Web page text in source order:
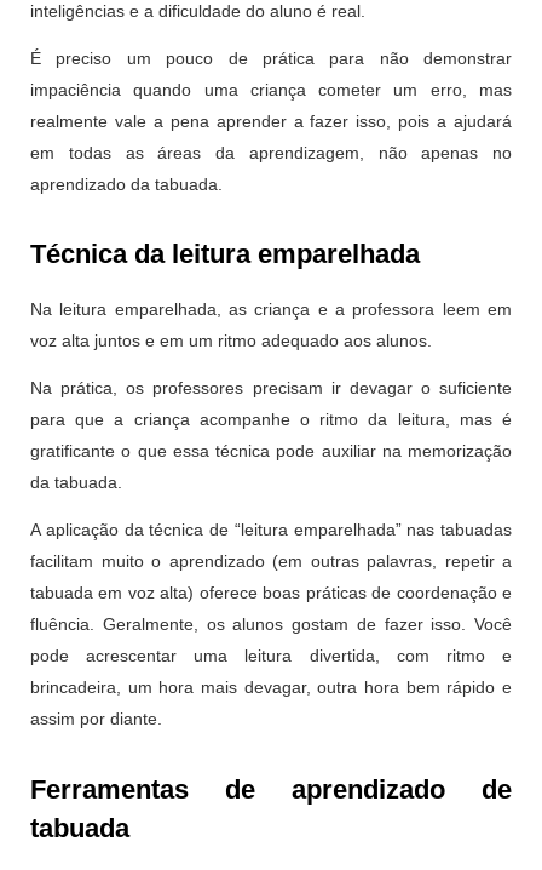
inteligências e a dificuldade do aluno é real.
É preciso um pouco de prática para não demonstrar
impaciência quando uma criança cometer um erro, mas
realmente vale a pena aprender a fazer isso, pois a ajudará
em todas as áreas da aprendizagem, não apenas no
aprendizado da tabuada.
Técnica da leitura emparelhada
Na leitura emparelhada, as criança e a professora leem em
voz alta juntos e em um ritmo adequado aos alunos.
Na prática, os professores precisam ir devagar o suficiente
para que a criança acompanhe o ritmo da leitura, mas é
gratificante o que essa técnica pode auxiliar na memorização
da tabuada.
A aplicação da técnica de “leitura emparelhada” nas tabuadas
facilitam muito o aprendizado (em outras palavras, repetir a
tabuada em voz alta) oferece boas práticas de coordenação e
fluência. Geralmente, os alunos gostam de fazer isso. Você
pode acrescentar uma leitura divertida, com ritmo e
brincadeira, um hora mais devagar, outra hora bem rápido e
assim por diante.
Ferramentas de aprendizado de
tabuada